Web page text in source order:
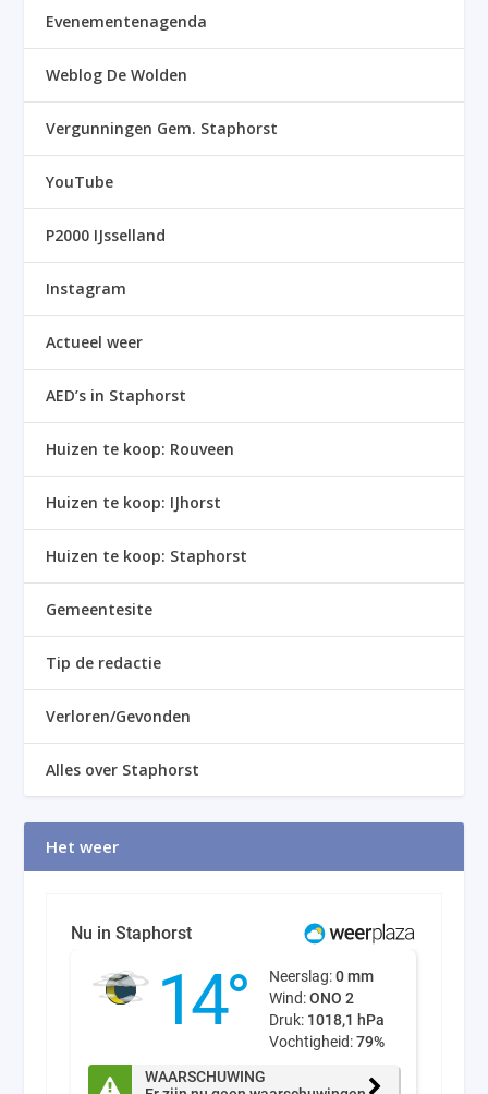
Evenementenagenda
Weblog De Wolden
Vergunningen Gem. Staphorst
YouTube
P2000 IJsselland
Instagram
Actueel weer
AED’s in Staphorst
Huizen te koop: Rouveen
Huizen te koop: IJhorst
Huizen te koop: Staphorst
Gemeentesite
Tip de redactie
Verloren/Gevonden
Alles over Staphorst
Het weer